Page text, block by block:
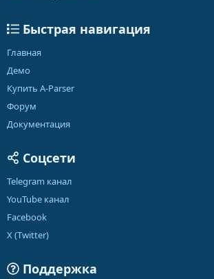
Быстрая навигация
Главная
Демо
Купить A-Parser
Форум
Документация
Соцсети
Telegram канал
YouTube канал
Facebook
X (Twitter)
Поддержка